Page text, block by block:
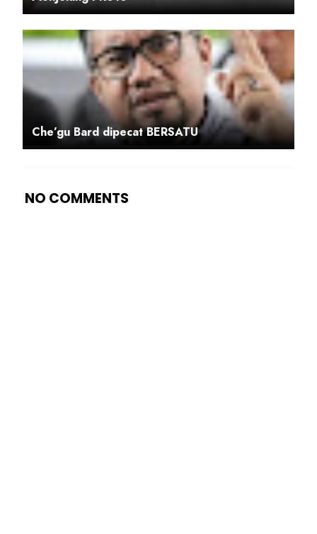
Che’gu Bard dipecat BERSATU
NO COMMENTS